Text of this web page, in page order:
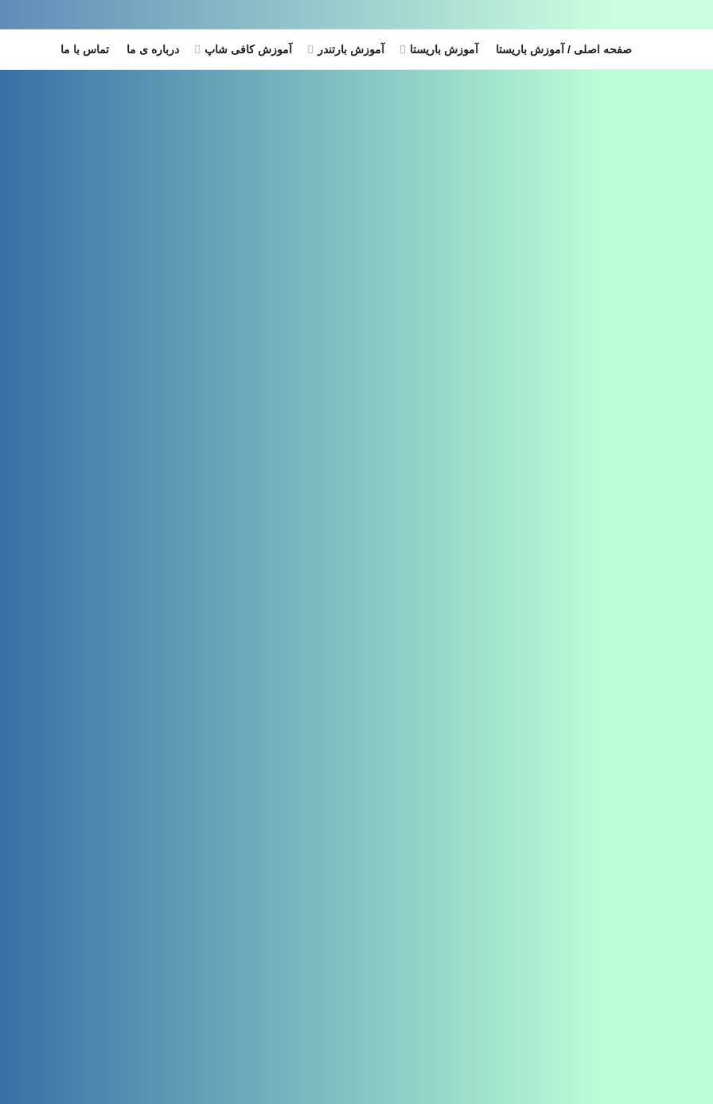
صفحه اصلی / آموزش باریستا آموزش باریستا آموزش بارتندر آموزش کافی شاپ درباره ی ما تماس با ما